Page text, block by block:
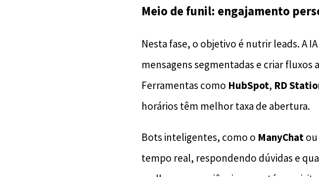
Meio de funil: engajamento
Nesta fase, o objetivo é nutrir leads. A
mensagens segmentadas e criar
Ferramentas como HubSpot, RD
horários têm melhor taxa de abertura.
Bots inteligentes, como o ManyChat
tempo real, respondendo dúvidas e